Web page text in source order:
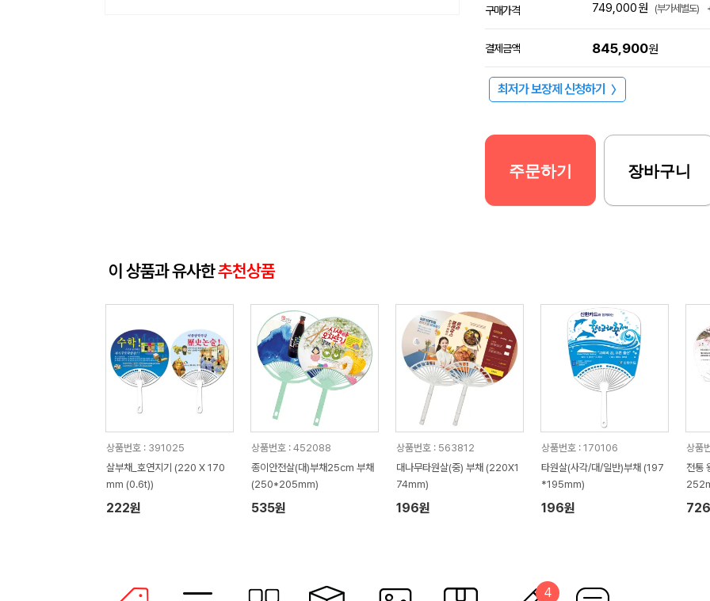
구매가격 749,000원 (부가세별도)
결제금액 845,900원
최저가 보장제 신청하기 〉
주문하기 장바구니
이 상품과 유사한추천상품
상품번호 : 391025
살부채_호연지기 (220 X 170
mm (0.6t))
222원
상품번호 : 452088
종이안전살(대)부채25cm 부채
(250*205mm)
535원
상품번호 : 563812
대나무타원살(중) 부채 (220X1
74mm)
196원
상품번호 : 170106
타원살(사각/대/일반)부채 (197
*195mm)
196원
상품
전통
4